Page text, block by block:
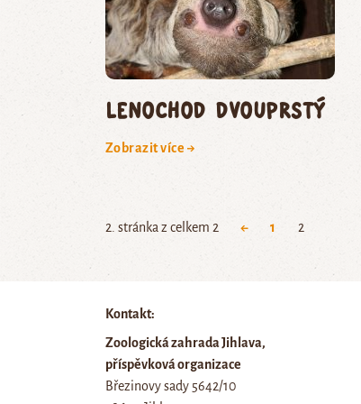
lenochod dvouprstý
Zobrazit více →
2. stránka z celkem 2 ← 1 2
Kontakt:
Zoologická zahrada Jihlava,
příspěvková organizace
Březinovy sady 5642/10